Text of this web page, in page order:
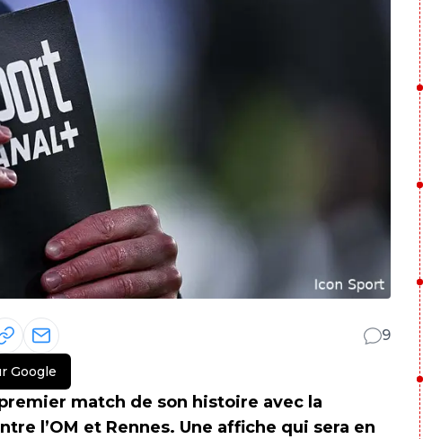
9
Google
match de son histoire avec la
l’OM et Rennes. Une affiche qui sera en